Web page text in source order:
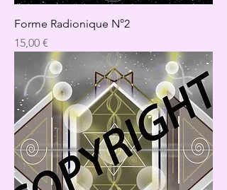
Forme Radionique N°2
Precio
15,00 €